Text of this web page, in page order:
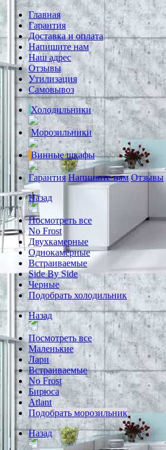
Главная
Гарантия
Доставка и оплата
Напишите нам
Наш адрес
Отзывы
Утилизация
Самовывоз
Холодильники
Морозильники
Винные шкафы
Гарантия Напишите нам Отзывы
Назад
Посмотреть все
No Frost
Двухкамерные
Однокамерные
Встраиваемые
Side By Side
Черные
Подобрать холодильник
Назад
Посмотреть все
Маленькие
Лари
Встраиваемые
No Frost
Бирюса
Atlant
Подобрать морозильник
Назад